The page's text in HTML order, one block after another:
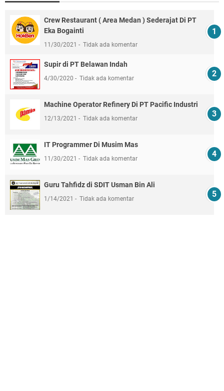
Crew Restaurant ( Area Medan ) Sederajat Di PT
Eka Bogainti
11/30/2021 Tidak ada komentar
Supir di PT Belawan Indah
4/30/2020 Tidak ada komentar
Machine Operator Refinery Di PT Pacific Industri
12/13/2021 Tidak ada komentar
IT Programmer Di Musim Mas
11/30/2021 Tidak ada komentar
Guru Tahfidz di SDIT Usman Bin Ali
1/14/2021 Tidak ada komentar